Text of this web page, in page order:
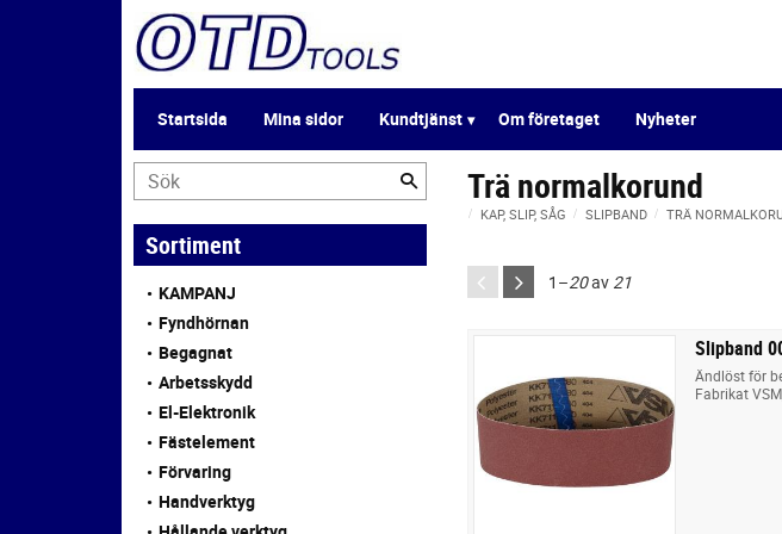
Startsida Mina sidor Kundtjänst Om företaget Nyheter
Trä normalkorund
KAP, SLIP, SÅG SLIPBAND TRÄ
1–20av 21
Slipband
Ändlöst för
Fabrikat
Sortiment
KAMPANJ
Fyndhörnan
Begagnat
Arbetsskydd
El-Elektronik
Fästelement
Förvaring
Handverktyg